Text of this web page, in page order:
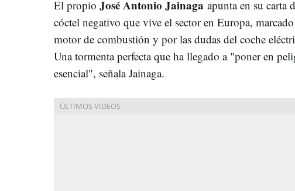
El propio José Antonio Jainaga apunta en su carta
cóctel negativo que vive el sector en Europa,
motor de combustión y por las dudas del coche
Una tormenta perfecta que ha llegado a "poner en
esencial", señala Jainaga.